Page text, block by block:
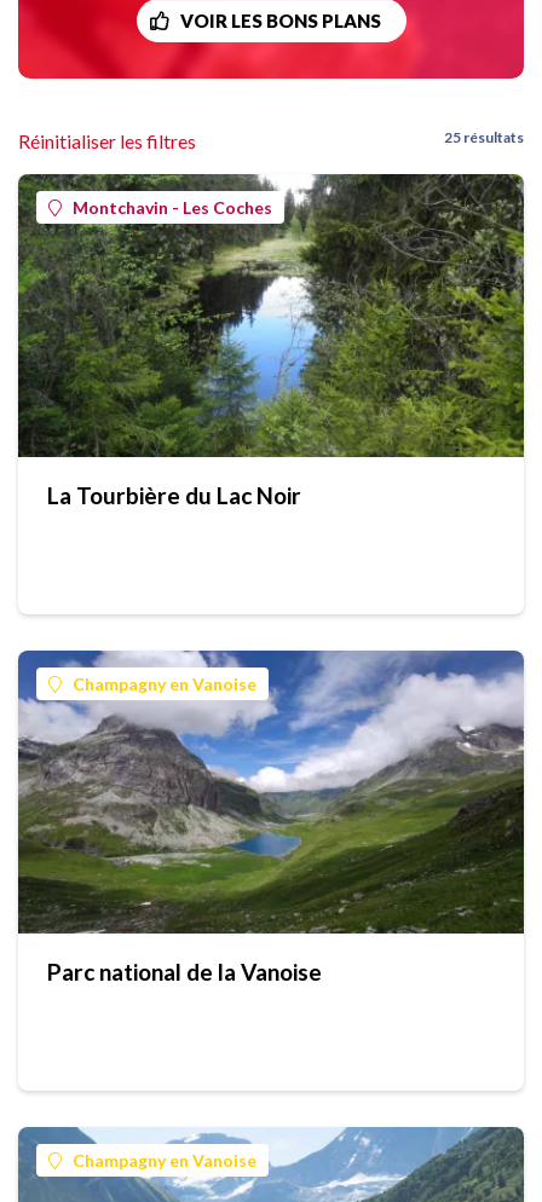
VOIR LES BONS PLANS
Réinitialiser les filtres 25 résultats
Montchavin - Les Coches
La Tourbière du Lac Noir
Champagny en Vanoise
Parc national de la Vanoise
Champagny en Vanoise